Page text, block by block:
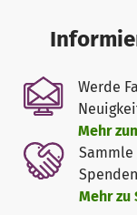
sondern auch in
selbstbewusst
und den
Unser
der Herkunft,
und fördert
Kompetenzen
insgesamt.
Unsere weitere
Werde
Mehr
Mehr zu